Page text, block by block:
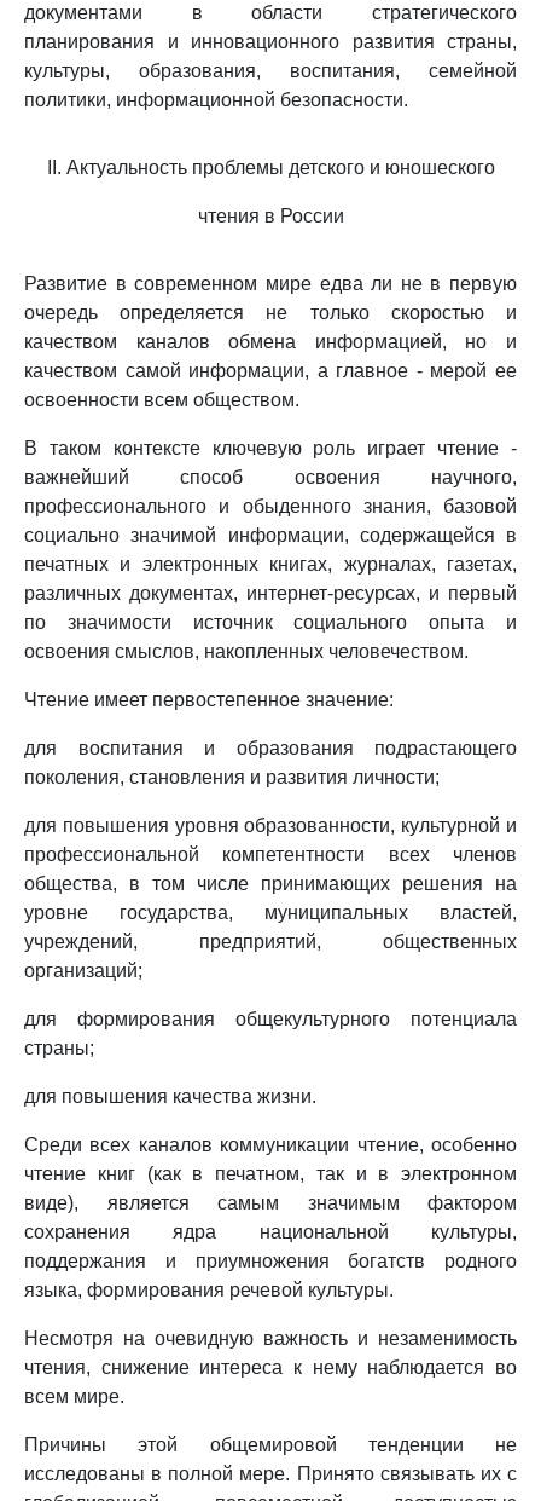
документами в области стратегического
планирования и инновационного развития страны,
культуры, образования, воспитания, семейной
политики, информационной безопасности.
II. Актуальность проблемы детского и юношеского
чтения в России
Развитие в современном мире едва ли не в первую
очередь определяется не только скоростью и
качеством каналов обмена информацией, но и
качеством самой информации, а главное - мерой ее
освоенности всем обществом.
В таком контексте ключевую роль играет чтение -
важнейший способ освоения научного,
профессионального и обыденного знания, базовой
социально значимой информации, содержащейся в
печатных и электронных книгах, журналах, газетах,
различных документах, интернет-ресурсах, и первый
по значимости источник социального опыта и
освоения смыслов, накопленных человечеством.
Чтение имеет первостепенное значение:
для воспитания и образования подрастающего
поколения, становления и развития личности;
для повышения уровня образованности, культурной и
профессиональной компетентности всех членов
общества, в том числе принимающих решения на
уровне государства, муниципальных властей,
учреждений, предприятий, общественных
организаций;
для формирования общекультурного потенциала
страны;
для повышения качества жизни.
Среди всех каналов коммуникации чтение, особенно
чтение книг (как в печатном, так и в электронном
виде), является самым значимым фактором
сохранения ядра национальной культуры,
поддержания и приумножения богатств родного
языка, формирования речевой культуры.
Несмотря на очевидную важность и незаменимость
чтения, снижение интереса к нему наблюдается во
всем мире.
Причины этой общемировой тенденции не
исследованы в полной мере. Принято связывать их с